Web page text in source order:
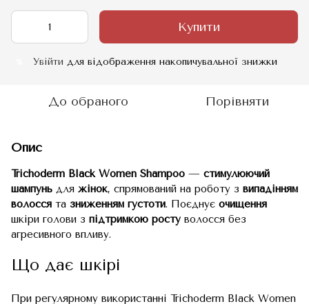
Купити
Увійти для відображення накопичувальної знижки
До обраного Порівняти
Опис
Trichoderm Black Women Shampoo — стимулюючий
шампунь для жінок, спрямований на роботу з випадінням
волосся та зниженням густоти. Поєднує очищення
шкіри голови з підтримкою росту волосся без
агресивного впливу.
Що дає шкірі
При регулярному використанні Trichoderm Black Women